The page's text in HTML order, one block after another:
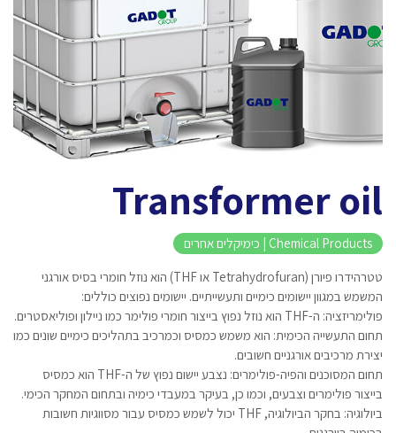
Transformer oil
Chemical Products | כימיקלים אחרים
טטרהידרו פיורן (Tetrahydrofuran או THF) הוא נוזל חומרי בסיס אורגני
המשמש במגוון יישומים כימיים ותעשייתיים. יישומים נפוצים כוללים:
פולימריזציה: ה-THF הוא נוזל נפוץ בייצור חומרי פולימר כמו ניילון ופוליאסטרים.
תחום התעשייה הכימית: הוא משמש כמסיס וכמרכיב בתהליכים כימיים שונים כמו
יצירת מרכיבים אורגניים חשובים.
תחום המסוכנים והפיה-פולימרים: נצבע יישום נפוץ של ה-THF הוא כמסיס
בייצור פולימרים וצבעים, וכמו כן, בעיקר במעבדי כימיה ובתחום המחקר הכימי.
ביולוגיה: בחקר הביולוגיה, THF יכול לשמש כמסיס עבור מסווגיות חשובות